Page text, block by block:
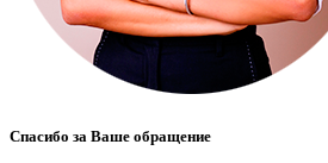
Спасибо за Ваше обращение